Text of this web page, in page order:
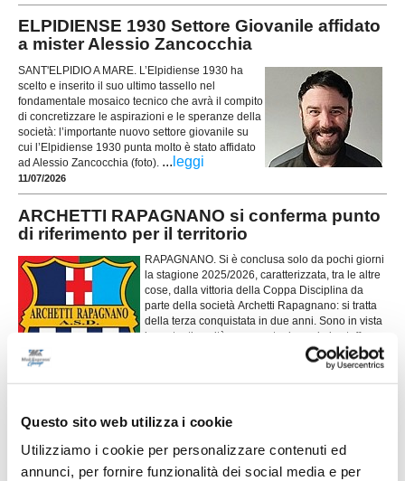
Questo sito web utilizza i cookie
Utilizziamo i cookie per personalizzare contenuti ed
annunci, per fornire funzionalità dei social media e per
ELPIDIENSE 1930 Settore Giovanile affidato
a mister Alessio Zancocchia
SANT'ELPIDIO A MARE. L’Elpidiense 1930 ha
scelto e inserito il suo ultimo tassello nel
fondamentale mosaico tecnico che avrà il compito
di concretizzare le aspirazioni e le speranze della
società: l’importante nuovo settore giovanile su
cui l’Elpidiense 1930 punta molto è stato affidato
ad Alessio Zancocchia (foto). ... leggi
11/07/2026
ARCHETTI RAPAGNANO si conferma punto
di riferimento per il territorio
RAPAGNANO. Si è conclusa solo da pochi giorni
la stagione 2025/2026, caratterizzata, tra le altre
cose, dalla vittoria della Coppa Disciplina da
parte della società Archetti Rapagnano: si tratta
della terza conquistata in due anni. Sono in vista
importanti novità per quanto riguarda lo staff
leggi
PORTO S.ELPIDIO. Stortini: "Settore
giovanile alla base del progetto"
Fabio Stortini (foto) è il nuovo presidente del Porto Sant'Elpidio e si
racconta nella sua prima intervista ufficiale. Presidente, qu...leggi